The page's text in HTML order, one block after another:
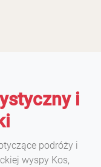
i
podróży i
wyspy Kos,